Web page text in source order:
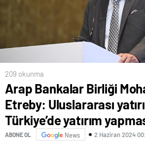
209 okunma
Arap Bankalar Birliği
Etreby: Uluslararası
Türkiye’de yatırım
ABONE OL News 2 Haziran 2024